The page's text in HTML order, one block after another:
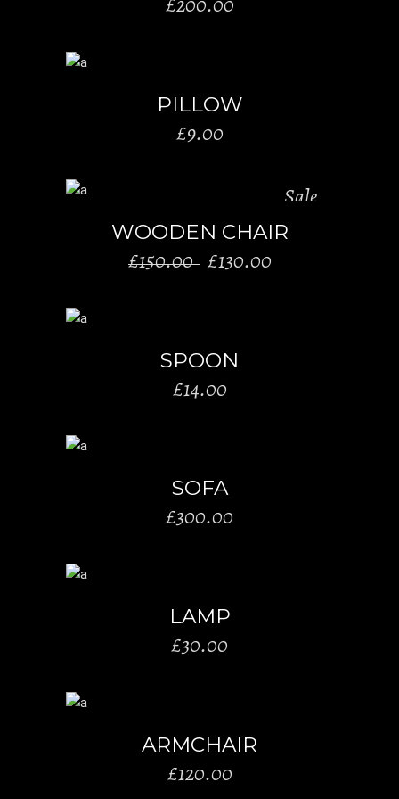
PILLOW
£9.00
Sale
WOODEN CHAIR
£150.00 El
£150.00.
£130.00El
SPOON
£14.00
SOFA
£300.00
LAMP
£30.00
ARMCHAIR
£120.00